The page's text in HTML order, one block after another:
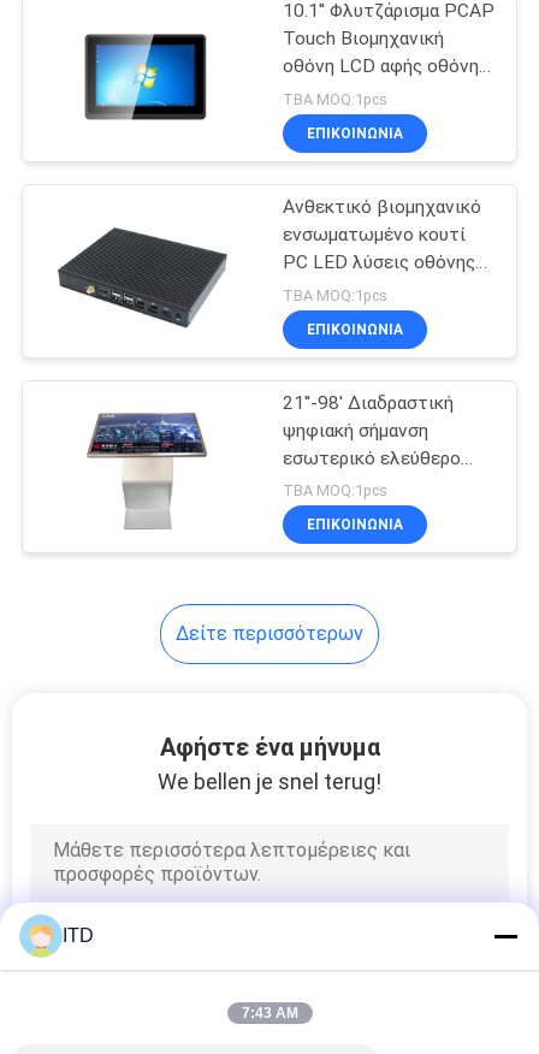
IP65 PC επιτροπής
67
τραχύ όργανο
ελέγχου LCD
34
ελέγχου φραγμών
υπαίθρια επίδειξη
LCD
10.1'' Φλυτζάρισμα PCAP
Touch Βιομηχανική
οθόνη LCD αφής οθόνης
οθόνης Πίνακας
υπολογιστών οθόνη
TBA MOQ:1pcs
ΕΠΙΚΟΙΝΩΝΙΑ
Ανθεκτικό βιομηχανικό
ενσωματωμένο κουτί
PC LED λύσεις οθόνης
αφής
TBA MOQ:1pcs
ΕΠΙΚΟΙΝΩΝΙΑ
21''-98' Διαδραστική
ψηφιακή σήμανση
εσωτερικό ελεύθερο
τοπίο OEM
TBA MOQ:1pcs
ΕΠΙΚΟΙΝΩΝΙΑ
Δείτε περισσότερων
Αφήστε ένα μήνυμα
We bellen je snel terug!
ITD
7:43 AM